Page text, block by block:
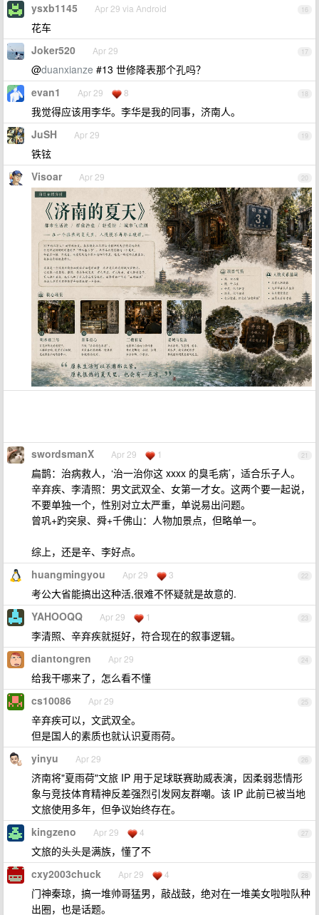
16
ysxb1145 Apr 29 via Android
花车
17
Joker520 Apr 29
@duanxianze #13 世修降表那个孔吗？
18
evan1 Apr 29 8
我觉得应该用李华。李华是我的同事，济南人。
19
JuSH Apr 29
铁铉
20
Visoar Apr 29
21
swordsmanX Apr 29 1
扁鹊：治病救人，‘治一治你这 xxxx 的臭毛病’，适合乐子人。
辛弃疾、李清照：男文武双全、女第一才女。这两个要一起说，
不要单独一个，性别对立太严重，单说易出问题。
曾巩+趵突泉、舜+千佛山：人物加景点，但略单一。
综上，还是辛、李好点。
22
huangmingyou Apr 29 3
考公大省能搞出这种活,很难不怀疑就是故意的.
23
YAHOOQQ Apr 29 1
李清照、辛弃疾就挺好，符合现在的叙事逻辑。
24
diantongren Apr 29
给我干哪来了，怎么看不懂
25
cs10086 Apr 29
辛弃疾可以，文武双全。
但是国人的素质也就认识夏雨荷。
26
yinyu Apr 29
济南将"夏雨荷"文旅 IP 用于足球联赛助威表演，因柔弱悲情形
象与竞技体育精神反差强烈引发网友群嘲。该 IP 此前已被当地
文旅使用多年，但争议始终存在。
27
kingzeno Apr 29 4
文旅的头头是满族，懂了不
28
cxy2003chuck Apr 29 4
门神秦琼，搞一堆帅哥猛男，敲战鼓，绝对在一堆美女啦啦队种
出圈，也是话题。